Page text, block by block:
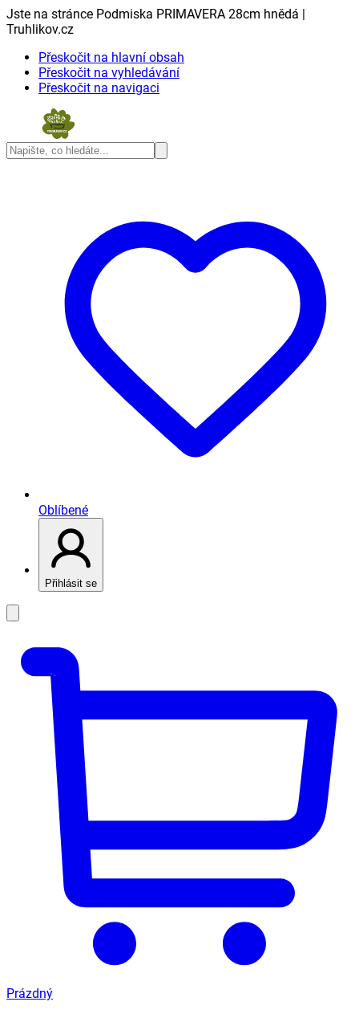
Jste na stránce Podmiska PRIMAVERA 28cm hnědá |
Truhlikov.cz
Přeskočit na hlavní obsah
Přeskočit na vyhledávání
Přeskočit na navigaci
Oblíbené
Přihlásit se
Prázdný